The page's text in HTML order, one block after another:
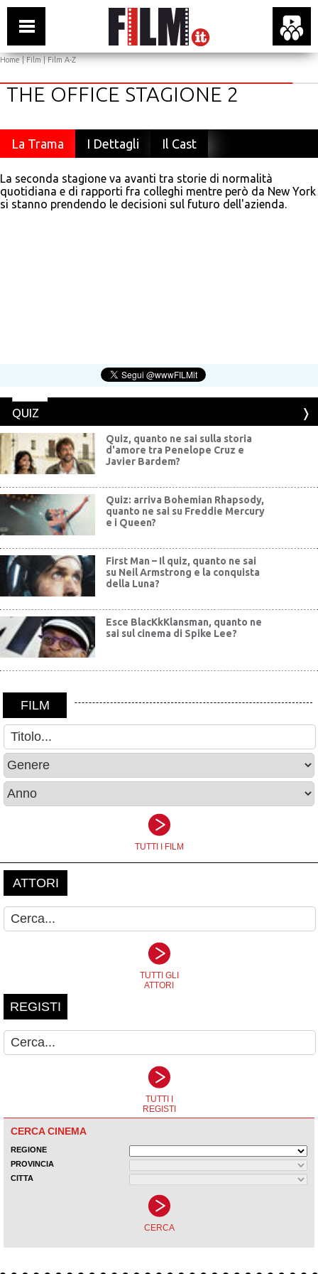
Home|Film|Film A-Z
THE OFFICE STAGIONE 2
La Trama I Dettagli Il Cast
La seconda stagione va avanti tra storie di normalità
quotidiana e di rapporti fra colleghi mentre però da New York
si stanno prendendo le decisioni sul futuro dell'azienda.
QUIZ
Quiz, quanto ne sai sulla storia
d'amore tra Penelope Cruz e
Javier Bardem?
Quiz: arriva Bohemian Rhapsody,
quanto ne sai su Freddie Mercury
e i Queen?
First Man – Il quiz, quanto ne sai
su Neil Armstrong e la conquista
della Luna?
Esce BlacKkKlansman, quanto ne
sai sul cinema di Spike Lee?